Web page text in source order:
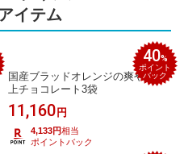
イテム
40%
ポイント
バック
国産ブラッドオレンジの爽やか極
上チョコレート3袋
11,160円
4,133円相当
ポイントバック